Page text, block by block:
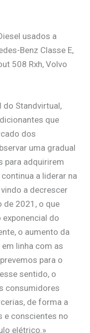
usados a
Benz Classe E,
508 Rxh, Volvo
do Standvirtual,
que
dos
uma gradual
para adquirirem
a liderar na
a decrescer
de 2021, o que
do
o aumento da
linha com as
para o
sentido, o
consumidores
de forma a
e conscientes no
elétrico.»